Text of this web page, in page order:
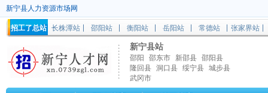
新宁县人力资源市场网
招工了总站 长株潭站 邵阳站 衡阳站 岳阳站 常德站 张家界站
新宁县站
邵阳 邵东市 新邵县 邵阳县
隆回县 洞口县 绥宁县 城步县
武冈市